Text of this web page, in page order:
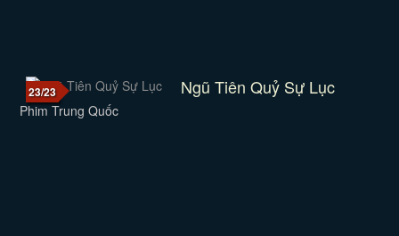
23/23 Ngũ Tiên Quỷ Sự Lục
Phim Trung Quốc